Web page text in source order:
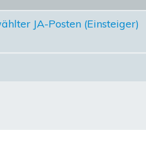
JA-Posten (Einsteiger)